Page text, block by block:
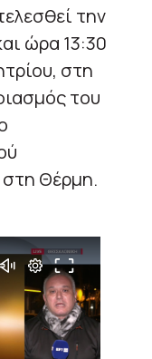
την
ώρα 13:30
στη
του
Θέρμη.